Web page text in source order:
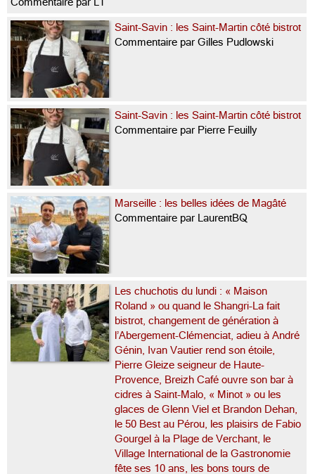
Saint-Savin : les Saint-Martin côté bistrot
Commentaire par Gilles Pudlowski
Saint-Savin : les Saint-Martin côté bistrot
Commentaire par Pierre Feuilly
Marseille : les belles idées de Magâté
Commentaire par LaurentBQ
Les chuchotis du lundi : « Maison
Roland » ou quand le Shangri-La fait
bistrot, changement de génération à
l’Abergement-Clémenciat, adieu à André
Génin, Ivan Vautier rend son étoile,
Pierre Gleize seigneur de Haute-
Provence, Breizh Café ouvre son bar à
cidres à Saint-Malo, « Minot » ou les
glaces de Glenn Viel et Brandon Dehan,
le 50 Best au Pérou, les plaisirs de Fabio
Gourgel à la Plage de Verchant, le
Village International de la Gastronomie
fête ses 10 ans, les bons tours de